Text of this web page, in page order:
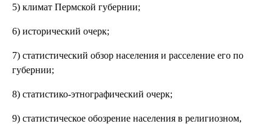
5) климат Пермской губернии;
6) исторический очерк;
7) статистический обзор населения и расселение его по
губернии;
8) статистико-этнографический очерк;
9) статистическое обозрение населения в религиозном,